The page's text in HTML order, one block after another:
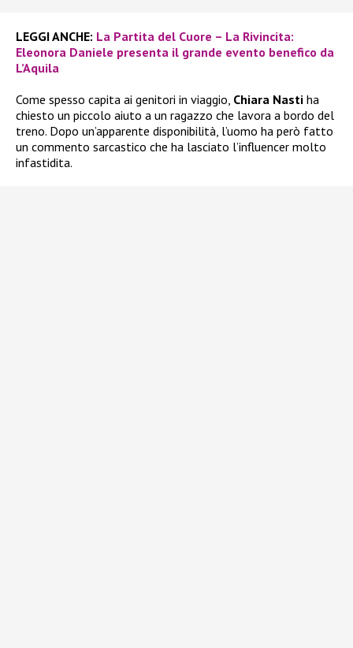
LEGGI ANCHE: La Partita del Cuore – La Rivincita:
Eleonora Daniele presenta il grande evento benefico da
L’Aquila
Come spesso capita ai genitori in viaggio, Chiara Nasti ha
chiesto un piccolo aiuto a un ragazzo che lavora a bordo del
treno. Dopo un’apparente disponibilità, l’uomo ha però fatto
un commento sarcastico che ha lasciato l’influencer molto
infastidita.